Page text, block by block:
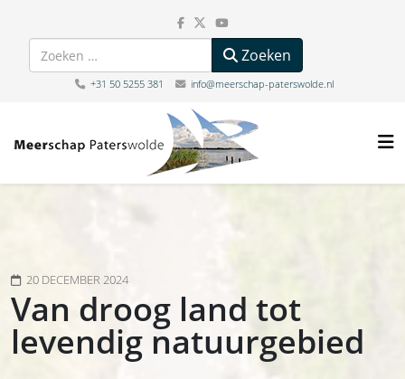
Zoeken Zoeken
+31 50 5255 381 info@meerschap-paterswolde.nl
20 DECEMBER 2024
Van droog land tot
levendig natuurgebied